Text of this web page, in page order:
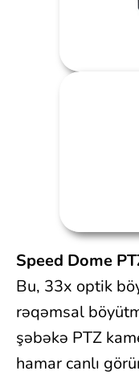
Speed Dome
Bu, 33x optik
rəqəmsal
şəbəkə PTZ
hamar canlı